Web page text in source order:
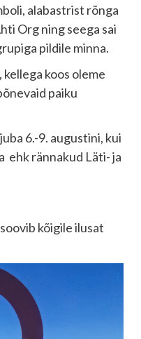
alabastrist rõnga
Org ning seega sai
pildile minna.
koos oleme
paiku
6.-9. augustini, kui
ehk rännakud Läti- ja
soovib kõigile ilusat